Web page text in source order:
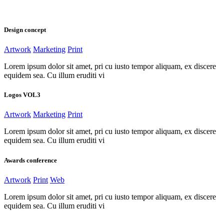
Design concept
Artwork Marketing Print
Lorem ipsum dolor sit amet, pri cu iusto tempor aliquam, ex discere
equidem sea. Cu illum eruditi vi
Logos VOL3
Artwork Marketing Print
Lorem ipsum dolor sit amet, pri cu iusto tempor aliquam, ex discere
equidem sea. Cu illum eruditi vi
Awards conference
Artwork Print Web
Lorem ipsum dolor sit amet, pri cu iusto tempor aliquam, ex discere
equidem sea. Cu illum eruditi vi